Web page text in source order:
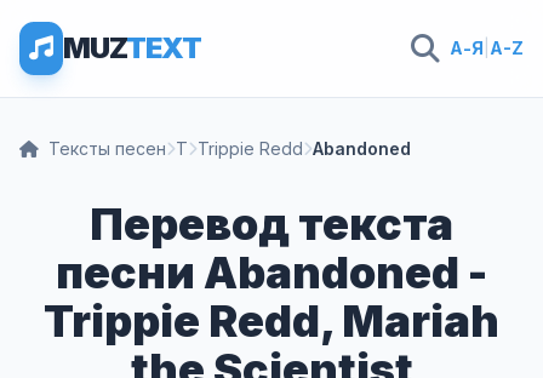
MUZTEXT А-Я A-Z
Тексты песен T Trippie Redd Abandoned
Перевод текста
песни Abandoned -
Trippie Redd, Mariah